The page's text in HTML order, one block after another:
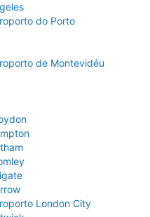
do Porto
de Montevidéu
London City